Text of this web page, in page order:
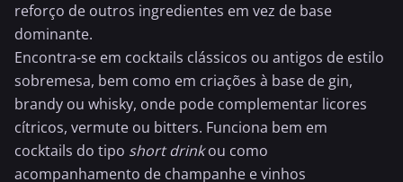
reforço de outros ingredientes em vez de base
dominante.
Encontra-se em cocktails clássicos ou antigos de estilo
sobremesa, bem como em criações à base de gin,
brandy ou whisky, onde pode complementar licores
cítricos, vermute ou bitters. Funciona bem em
cocktails do tipo short drinkou como
acompanhamento de champanhe e vinhos